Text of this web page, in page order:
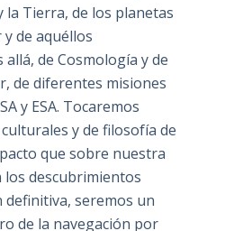
la Tierra, de los planetas
y de aquéllos
de Cosmología y de
de diferentes misiones
y ESA. Tocaremos
y de filosofía de
que sobre nuestra
descubrimientos
definitiva, seremos un
de la navegación por